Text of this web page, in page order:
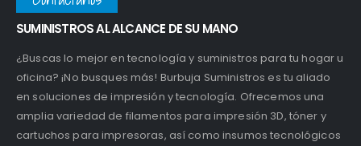
SUMINISTROS AL ALCANCE DE SU MANO
¿Buscas lo mejor en tecnología y suministros para tu hogar u
oficina? ¡No busques más! Burbuja Suministros es tu aliado
en soluciones de impresión y tecnología. Ofrecemos una
amplia variedad de filamentos para impresión 3D, tóner y
cartuchos para impresoras, así como insumos tecnológicos